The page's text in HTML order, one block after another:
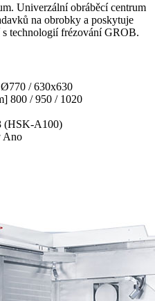
Univerzální obráběcí centrum
na obrobky a poskytuje
technologií frézování GROB.
Ø770 / 630x630
800 / 950 / 1020
(HSK-A100)
Ano